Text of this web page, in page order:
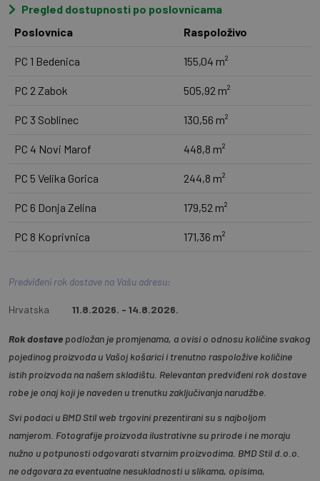
Pregled dostupnosti po poslovnicama
Poslovnica
Raspoloživo
PC 1 Bedenica 155,04 m²
PC 2 Zabok 505,92 m²
PC 3 Soblinec 130,56 m²
PC 4 Novi Marof 448,8 m²
PC 5 Velika Gorica 244,8 m²
PC 6 Donja Zelina 179,52 m²
PC 8 Koprivnica 171,36 m²
Predviđeni rok dostave na Vašu adresu:
Hrvatska 11.8.2026. - 14.8.2026.
Rok dostave podložan je promjenama, a ovisi o odnosu količine svakog
pojedinog proizvoda u Vašoj košarici i trenutno raspoložive količine
istih proizvoda na našem skladištu. Relevantan predviđeni rok dostave
robe je onaj koji je naveden u trenutku zaključivanja narudžbe.
Svi podaci u BMD Stil web trgovini prezentirani su s najboljom
namjerom. Fotografije proizvoda ilustrativne su prirode i ne moraju
nužno u potpunosti odgovarati stvarnim proizvodima. BMD Stil d.o.o.
ne odgovara za eventualne nesukladnosti u slikama, opisima,